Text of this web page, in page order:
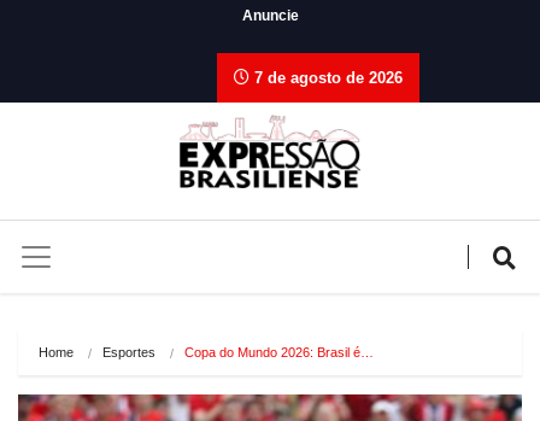
Anuncie
7 de agosto de 2026
Home Esportes Copa do Mundo 2026: Brasil é…